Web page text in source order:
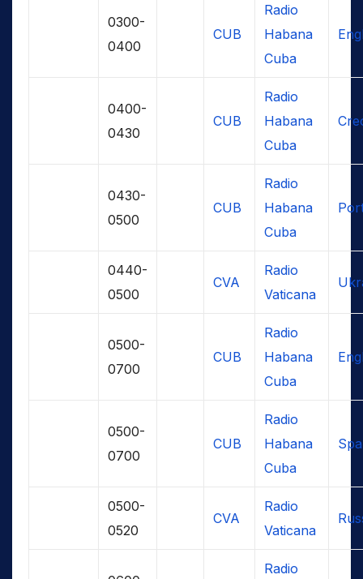
0300-
0400
CUB
Radio
Habana
Cuba
0400-
0430
CUB
Radio
Habana
Cuba
0430-
0500
CUB
Radio
Habana
Cuba
0440-
0500
CVA
Radio
Vaticana
0500-
0700
CUB
Radio
Habana
Cuba
0500-
0700
CUB
Radio
Habana
Cuba
0500-
0520
CVA
Radio
Vaticana
Radio